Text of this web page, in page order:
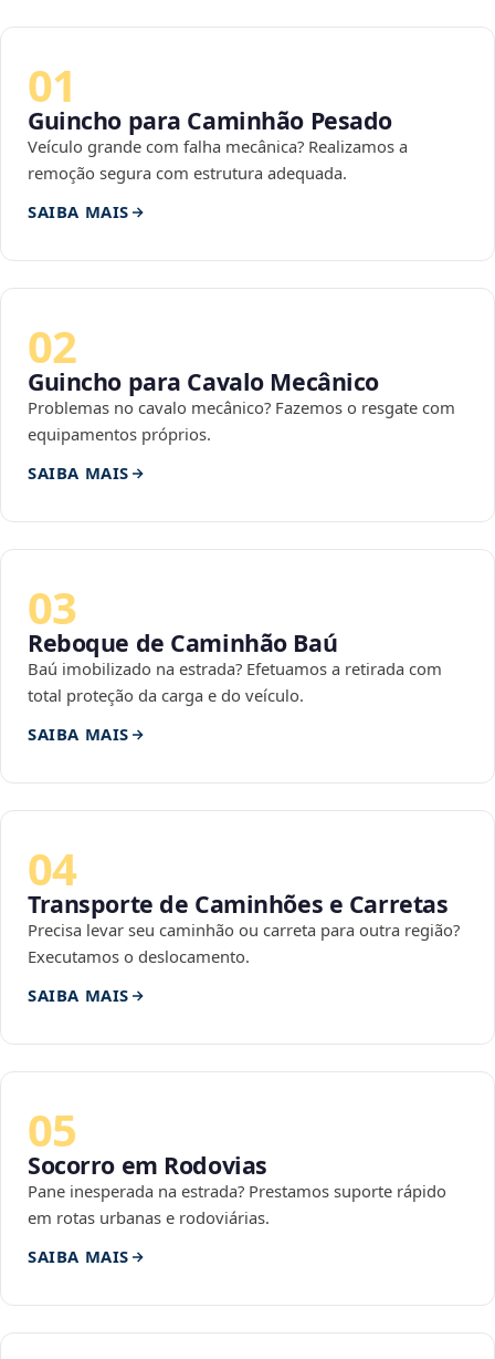
01
Guincho para Caminhão Pesado
Veículo grande com falha mecânica? Realizamos a
remoção segura com estrutura adequada.
SAIBA MAIS
02
Guincho para Cavalo Mecânico
Problemas no cavalo mecânico? Fazemos o resgate com
equipamentos próprios.
SAIBA MAIS
03
Reboque de Caminhão Baú
Baú imobilizado na estrada? Efetuamos a retirada com
total proteção da carga e do veículo.
SAIBA MAIS
04
Transporte de Caminhões e Carretas
Precisa levar seu caminhão ou carreta para outra região?
Executamos o deslocamento.
SAIBA MAIS
05
Socorro em Rodovias
Pane inesperada na estrada? Prestamos suporte rápido
em rotas urbanas e rodoviárias.
SAIBA MAIS